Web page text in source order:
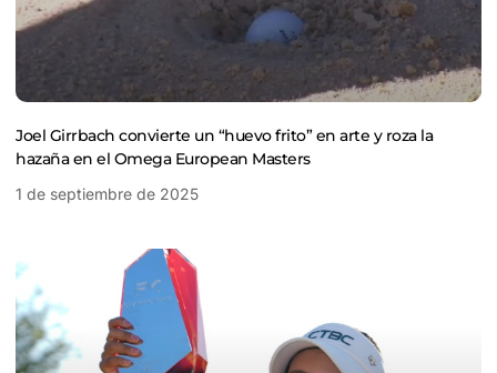
Joel Girrbach convierte un “huevo frito” en arte y roza la
hazaña en el Omega European Masters
1 de septiembre de 2025